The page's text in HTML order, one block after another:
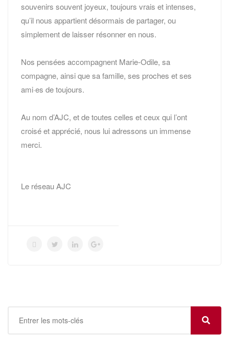
souvenirs souvent joyeux, toujours vrais et intenses,
qu’il nous appartient désormais de partager, ou
simplement de laisser résonner en nous.
Nos pensées accompagnent Marie-Odile, sa
compagne, ainsi que sa famille, ses proches et ses
ami·es de toujours.
Au nom d’AJC, et de toutes celles et ceux qui l’ont
croisé et apprécié, nous lui adressons un immense
merci.
Le réseau AJC